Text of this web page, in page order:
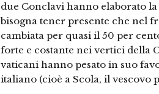
due Conclavi hanno elaborato
bisogna tener presente che nel
cambiata per quasi il 50 per
forte e costante nei vertici della
vaticani hanno pesato in suo
italiano (cioè a Scola, il